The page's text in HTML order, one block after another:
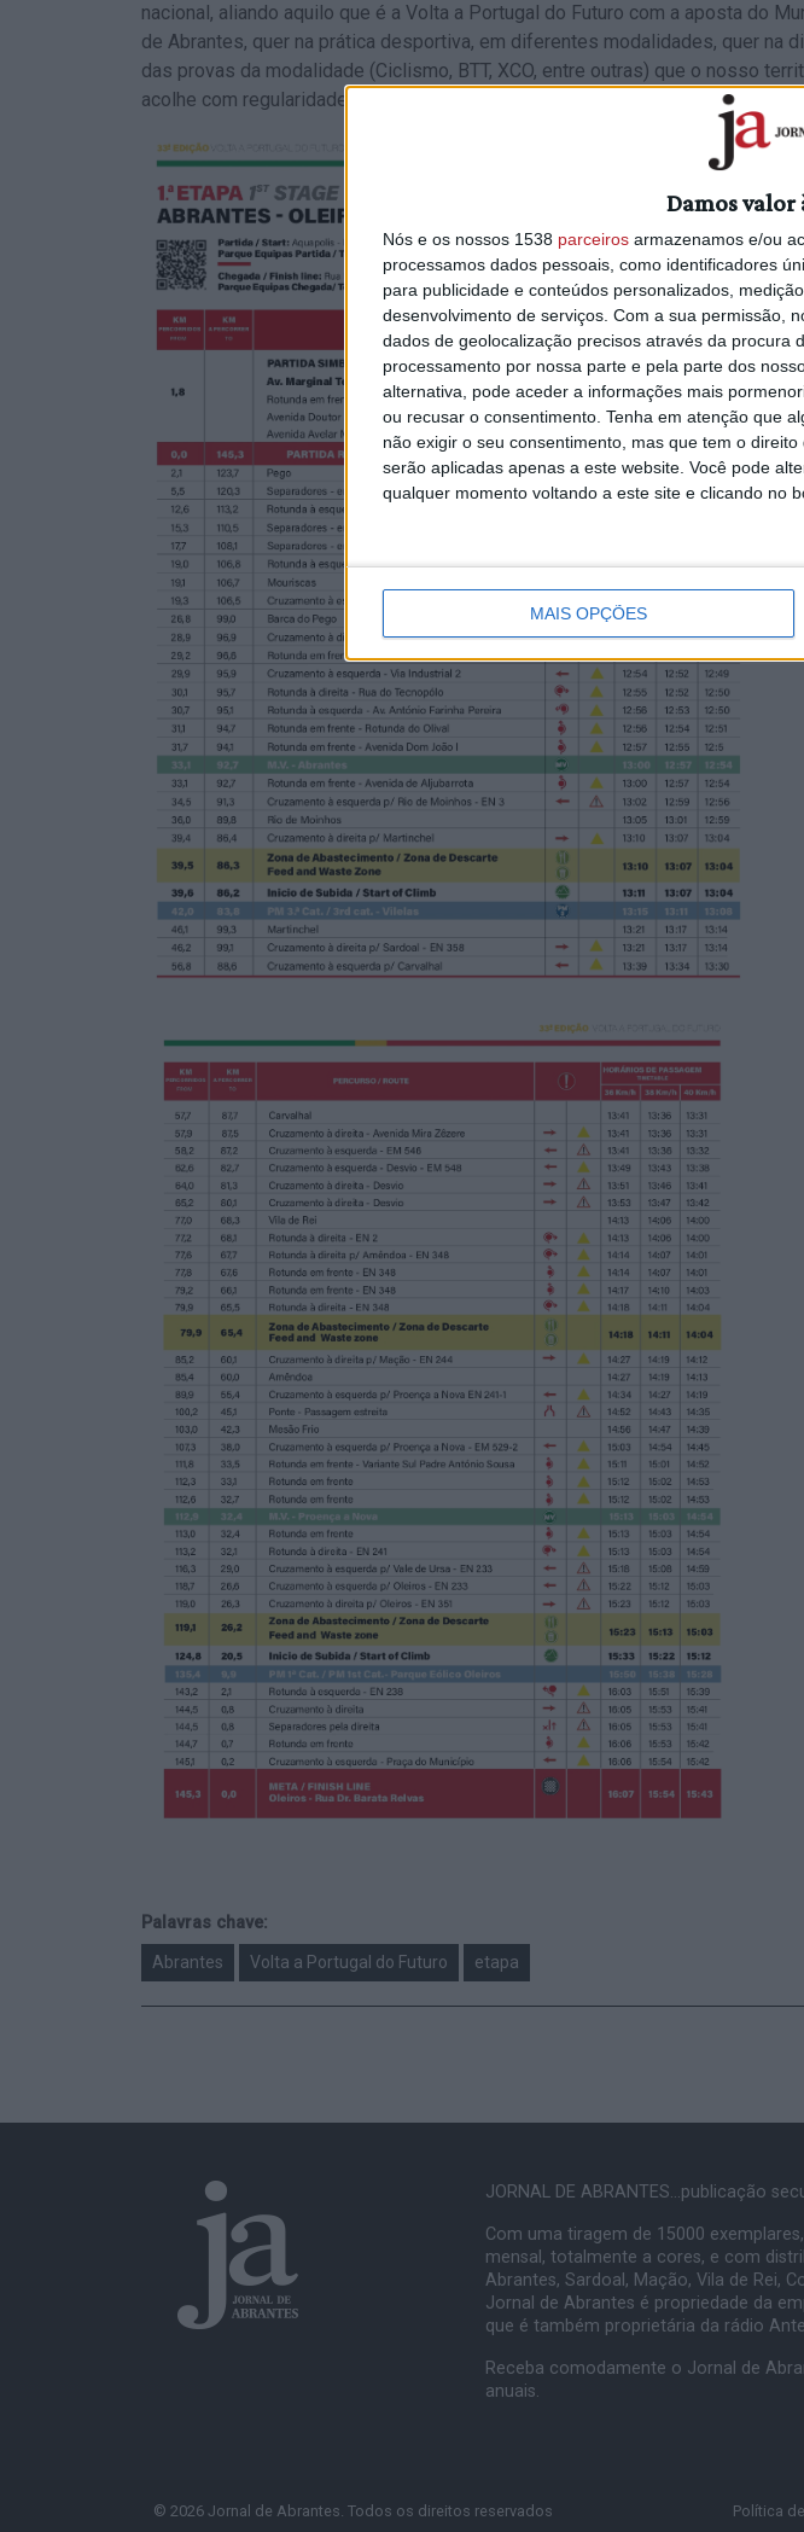
Damos valor
Nós e os nossos 1538 parceiros armazenamos e/ou
processamos dados pessoais, como identificadores
para publicidade e conteúdos personalizados,
desenvolvimento de serviços. Com a sua permissão,
dados de geolocalização precisos através da procura
processamento por nossa parte e pela parte dos
alternativa, pode aceder a informações mais
ou recusar o consentimento. Tenha em atenção que
não exigir o seu consentimento, mas que tem o
serão aplicadas apenas a este website. Você pode
qualquer momento voltando a este site e clicando no
MAIS OPÇÕES
nacional, aliando aquilo que é a Volta a Portugal do Futuro com a aposta do
de Abrantes, quer na prática desportiva, em diferentes modalidades, quer na
das provas da modalidade (Ciclismo, BTT, XCO, entre outras) que o nosso
acolhe com regularidade”.
Palavras chave:
Abrantes Volta a Portugal do Futuro etapa
JORNAL DE ABRANTES...publicação
Com uma tiragem de 15000
mensal, totalmente a cores, e com
Abrantes, Sardoal, Mação, Vila de Rei,
Jornal de Abrantes é propriedade da
que é também proprietária da rádio
Receba comodamente o Jornal de
anuais.
© 2026 Jornal de Abrantes. Todos os direitos reservados Política